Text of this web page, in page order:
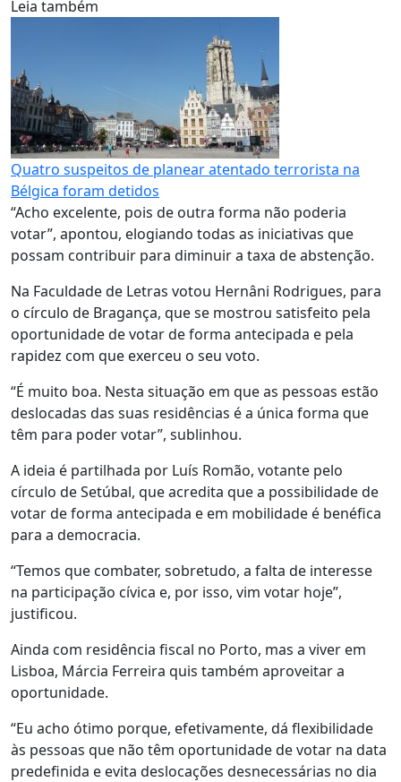
Leia também
Quatro suspeitos de planear atentado terrorista na
Bélgica foram detidos
“Acho excelente, pois de outra forma não poderia
votar”, apontou, elogiando todas as iniciativas que
possam contribuir para diminuir a taxa de abstenção.
Na Faculdade de Letras votou Hernâni Rodrigues, para
o círculo de Bragança, que se mostrou satisfeito pela
oportunidade de votar de forma antecipada e pela
rapidez com que exerceu o seu voto.
“É muito boa. Nesta situação em que as pessoas estão
deslocadas das suas residências é a única forma que
têm para poder votar”, sublinhou.
A ideia é partilhada por Luís Romão, votante pelo
círculo de Setúbal, que acredita que a possibilidade de
votar de forma antecipada e em mobilidade é benéfica
para a democracia.
“Temos que combater, sobretudo, a falta de interesse
na participação cívica e, por isso, vim votar hoje”,
justificou.
Ainda com residência fiscal no Porto, mas a viver em
Lisboa, Márcia Ferreira quis também aproveitar a
oportunidade.
“Eu acho ótimo porque, efetivamente, dá flexibilidade
às pessoas que não têm oportunidade de votar na data
predefinida e evita deslocações desnecessárias no dia